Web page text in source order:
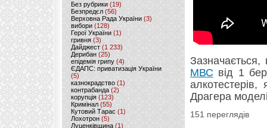
Без рубрики (19)
Безпредєл(56)
Верховна Рада України (3)
вибори(128)
Герої України(1)
гривня (3)
Дайджест (1 233)
Дерибан (25)
епідемія грипу (4)
ЄДАПС: приватизація України
(5)
казнокрадство (1)
контрабанда (2)
корупція (123)
Кримінал (55)
Кутовий Тарас (1)
Лохотрон(5)
Луценківщина (1)
МВС від 1
алкотестерів,
Драгера
151 переглядів